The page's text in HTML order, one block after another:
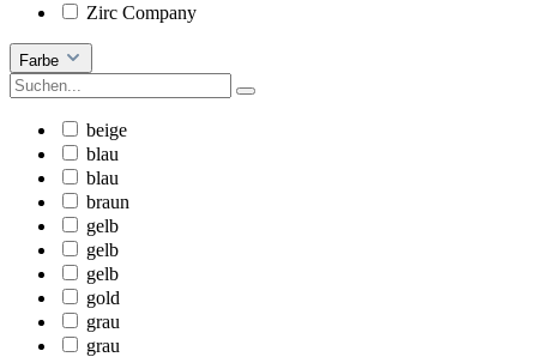
Zirc Company
Farbe
beige
blau
blau
braun
gelb
gelb
gelb
gold
grau
grau